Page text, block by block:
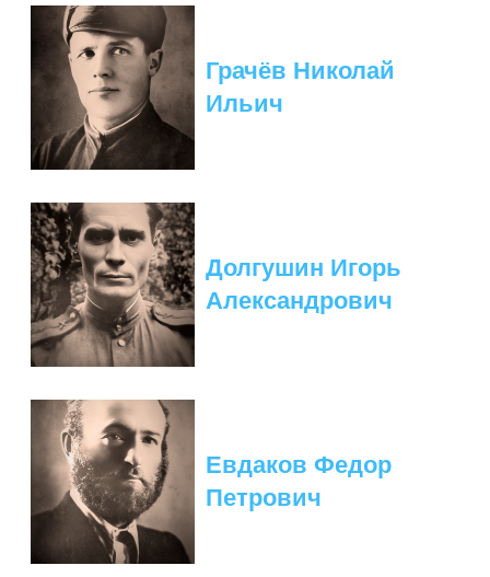
Грачёв Николай
Ильич
Долгушин Игорь
Александрович
Евдаков Федор
Петрович